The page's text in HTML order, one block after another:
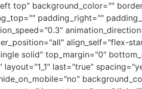
top" background_color=""
padding_right=""
align_self="flex-
style_type="single solid"
type="1_1" layout="1_1" last="true"